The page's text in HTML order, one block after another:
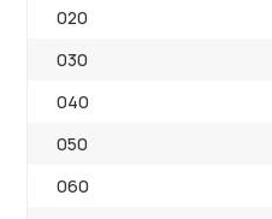
020
030
040
050
060